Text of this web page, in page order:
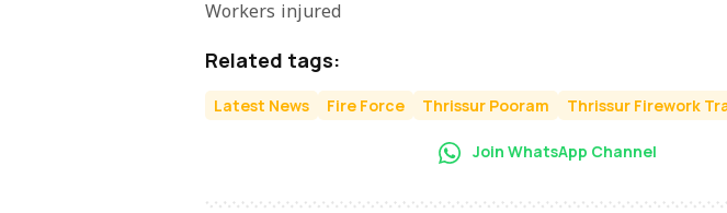
Workers injured
Related tags:
Latest News Fire Force Thrissur Pooram Thrissur Firework
Join WhatsApp Channel